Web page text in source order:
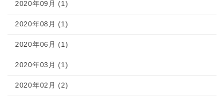
2020年09月 (1)
2020年08月 (1)
2020年06月 (1)
2020年03月 (1)
2020年02月 (2)